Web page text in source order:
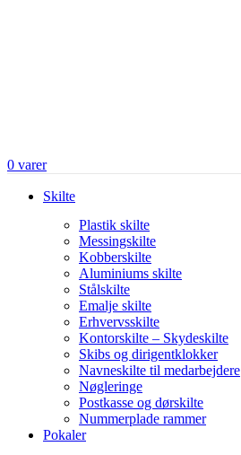
0 varer
Skilte
Plastik skilte
Messingskilte
Kobberskilte
Aluminiums skilte
Stålskilte
Emalje skilte
Erhvervsskilte
Kontorskilte – Skydeskilte
Skibs og dirigentklokker
Navneskilte til medarbejdere
Nøgleringe
Postkasse og dørskilte
Nummerplade rammer
Pokaler